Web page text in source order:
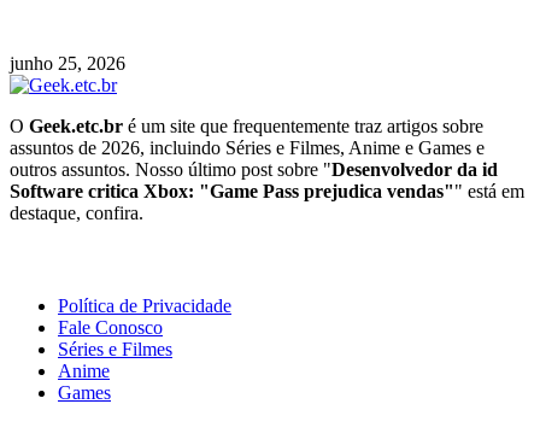
junho 25, 2026
O Geek.etc.br é um site que frequentemente traz artigos sobre
assuntos de 2026, incluindo Séries e Filmes, Anime e Games e
outros assuntos. Nosso último post sobre "Desenvolvedor da id
Software critica Xbox: "Game Pass prejudica vendas"" está em
destaque, confira.
Política de Privacidade
Fale Conosco
Séries e Filmes
Anime
Games